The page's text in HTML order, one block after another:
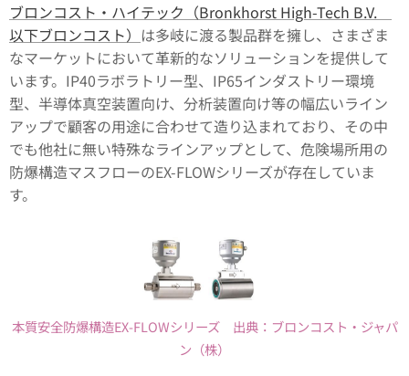
ブロンコスト・ハイテック（Bronkhorst High-Tech B.V.
以下ブロンコスト） は多岐に渡る製品群を擁し、さまざま
なマーケットにおいて革新的なソリューションを提供して
います。IP40ラボラトリー型、IP65インダストリー環境
型、半導体真空装置向け、分析装置向け等の幅広いライン
アップで顧客の用途に合わせて造り込まれており、その中
でも他社に無い特殊なラインアップとして、危険場所用の
防爆構造マスフローのEX-FLOWシリーズが存在していま
す。
本質安全防爆構造EX-FLOWシリーズ 出典：ブロンコスト・ジャパ
ン（株）